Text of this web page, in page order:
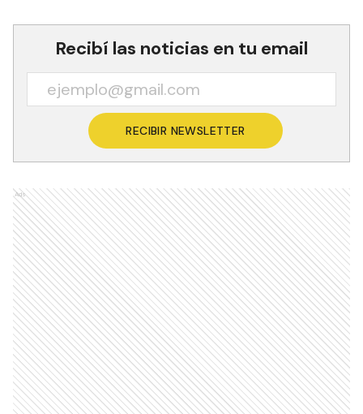
Recibí las noticias en tu email
RECIBIR NEWSLETTER
Ads